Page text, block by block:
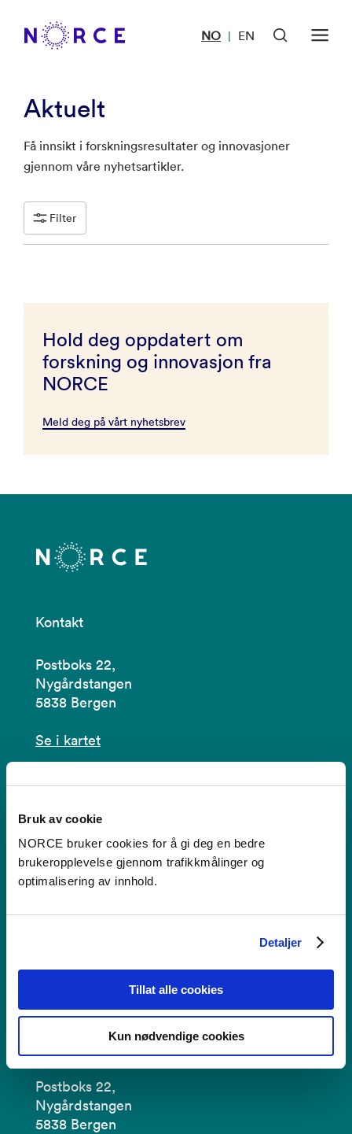
Bruk av cookie
NORCE bruker cookies for å gi deg en bedre
brukeropplevelse gjennom trafikkmålinger og
optimalisering av innhold.
Detaljer
Tillat alle cookies
Kun nødvendige cookies
NO | EN
Aktuelt
Få innsikt i forskningsresultater og innovasjoner
gjennom våre nyhetsartikler.
Filter
Hold deg oppdatert om
forskning og innovasjon fra
NORCE
Meld deg på vårt nyhetsbrev
Kontakt
Postboks 22,
Nygårdstangen
5838 Bergen
Se i kartet
Se alle våre lokasjoner
Tilgjengelighetserklæring
Bruk av informasjonskapsler
Faktura
Postboks 22,
Nygårdstangen
5838 Bergen